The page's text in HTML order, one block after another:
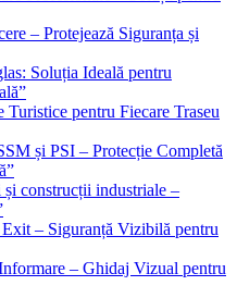
– Protejează Siguranța și
Soluția Ideală pentru
Turistice pentru Fiecare Traseu
și PSI – Protecție Completă
construcții industriale –
– Siguranță Vizibilă pentru
– Ghidaj Vizual pentru